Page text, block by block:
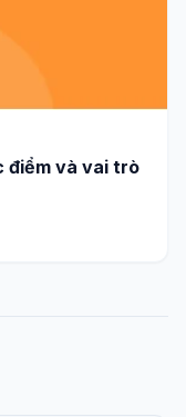
điểm và vai trò